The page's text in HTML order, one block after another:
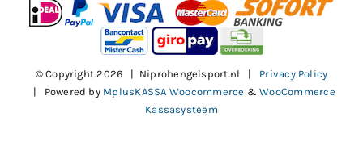
© Copyright2026 | Niprohengelsport.nl | Privacy Policy
| Powered by MplusKASSA Woocommerce &WooCommerce
Kassasysteem